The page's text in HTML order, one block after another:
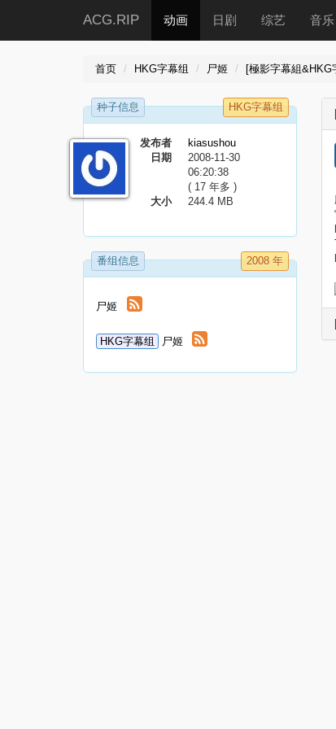
ACG.RIP 动画 日剧 综艺 音乐
首页 HKG字幕组 尸姬 [極影字幕組
种子信息 HKG字幕组
发布者
kiasushou
日期
2008-11-30
06:20:38
( 17 年多 )
大小
244.4 MB
番组信息 2008 年
尸姬
HKG字幕组 尸姬